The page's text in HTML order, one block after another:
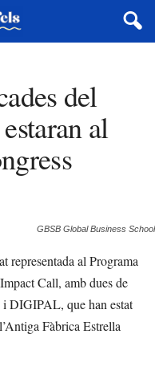
del
al
GBSB Global Business School
representada al Programa
Call, amb dues de
DIGIPAL, que han estat
Fàbrica Estrella